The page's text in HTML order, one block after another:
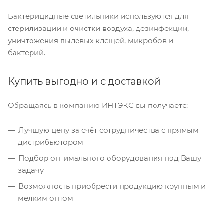
Бактерицидные светильники используются для
стерилизации и очистки воздуха, дезинфекции,
уничтожения пылевых клещей, микробов и
бактерий.
Купить выгодно и с доставкой
Обращаясь в компанию ИНТЭКС вы получаете:
Лучшую цену за счёт сотрудничества с прямым
дистрибьютором
Подбор оптимального оборудования под Вашу
задачу
Возможность приобрести продукцию крупным и
мелким оптом